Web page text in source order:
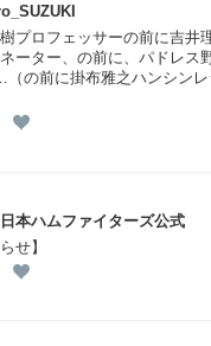
プロフェッサーの前に吉井
ーター、の前に、パドレス
の前に掛布雅之ハンシンレ
本ハムファイターズ公式
せ】